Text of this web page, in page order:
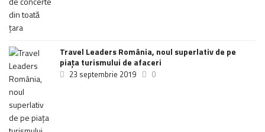
Travel Leaders România, noul superlativ de pe
piața turismului de afaceri
23 septembrie 2019 0